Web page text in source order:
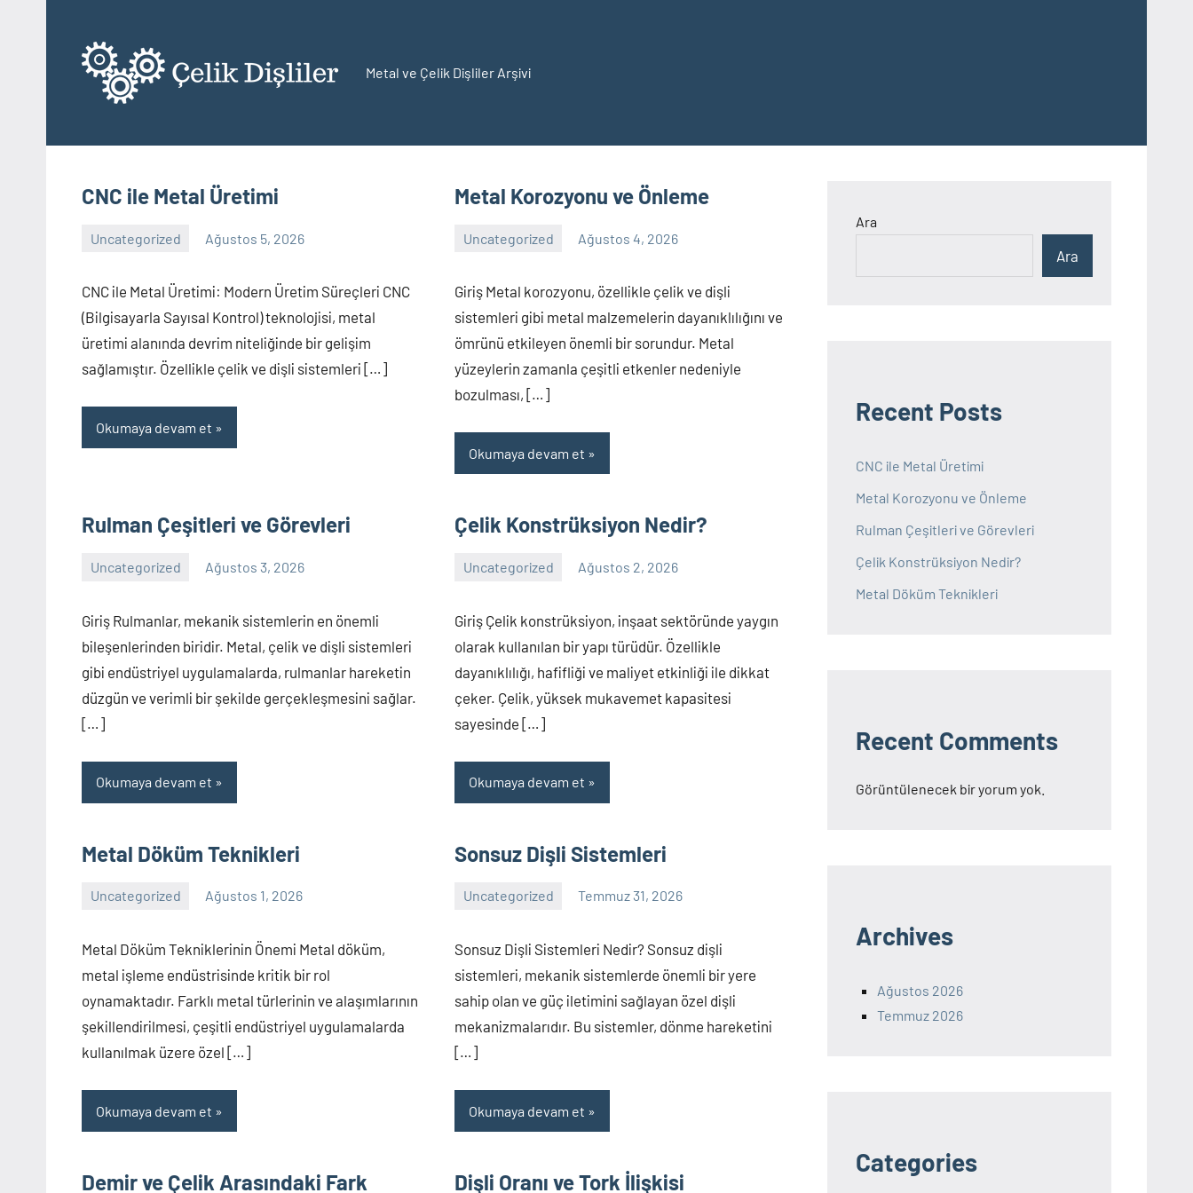
Çelik
Dişliler
Metal ve Çelik Dişliler Arşivi
CNC ile Metal Üretimi
Uncategorized Ağustos 5, 2026
CNC ile Metal Üretimi: Modern Üretim Süreçleri CNC
(Bilgisayarla Sayısal Kontrol) teknolojisi, metal
üretimi alanında devrim niteliğinde bir gelişim
sağlamıştır. Özellikle çelik ve dişli sistemleri […]
Okumaya devam et
Metal Korozyonu ve Önleme
Uncategorized Ağustos 4, 2026
Giriş Metal korozyonu, özellikle çelik ve dişli
sistemleri gibi metal malzemelerin dayanıklılığını ve
ömrünü etkileyen önemli bir sorundur. Metal
yüzeylerin zamanla çeşitli etkenler nedeniyle
bozulması, […]
Okumaya devam et
Rulman Çeşitleri ve Görevleri
Uncategorized Ağustos 3, 2026
Giriş Rulmanlar, mekanik sistemlerin en önemli
bileşenlerinden biridir. Metal, çelik ve dişli sistemleri
gibi endüstriyel uygulamalarda, rulmanlar hareketin
düzgün ve verimli bir şekilde gerçekleşmesini sağlar.
[…]
Okumaya devam et
Çelik Konstrüksiyon Nedir?
Uncategorized Ağustos 2, 2026
Giriş Çelik konstrüksiyon, inşaat sektöründe yaygın
olarak kullanılan bir yapı türüdür. Özellikle
dayanıklılığı, hafifliği ve maliyet etkinliği ile dikkat
çeker. Çelik, yüksek mukavemet kapasitesi
sayesinde […]
Okumaya devam et
Metal Döküm Teknikleri
Uncategorized Ağustos 1, 2026
Metal Döküm Tekniklerinin Önemi Metal döküm,
metal işleme endüstrisinde kritik bir rol
oynamaktadır. Farklı metal türlerinin ve alaşımlarının
şekillendirilmesi, çeşitli endüstriyel uygulamalarda
kullanılmak üzere özel […]
Okumaya devam et
Sonsuz Dişli Sistemleri
Uncategorized Temmuz 31, 2026
Sonsuz Dişli Sistemleri Nedir? Sonsuz dişli
sistemleri, mekanik sistemlerde önemli bir yere
sahip olan ve güç iletimini sağlayan özel dişli
mekanizmalarıdır. Bu sistemler, dönme hareketini
[…]
Okumaya devam et
Demir ve Çelik Arasındaki Fark Dişli Oranı ve Tork İlişkisi
Ara
Ara
Recent Posts
CNC ile Metal Üretimi
Metal Korozyonu ve Önleme
Rulman Çeşitleri ve Görevleri
Çelik Konstrüksiyon Nedir?
Metal Döküm Teknikleri
Recent Comments
Görüntülenecek bir yorum yok.
Archives
Ağustos 2026
Temmuz 2026
Categories